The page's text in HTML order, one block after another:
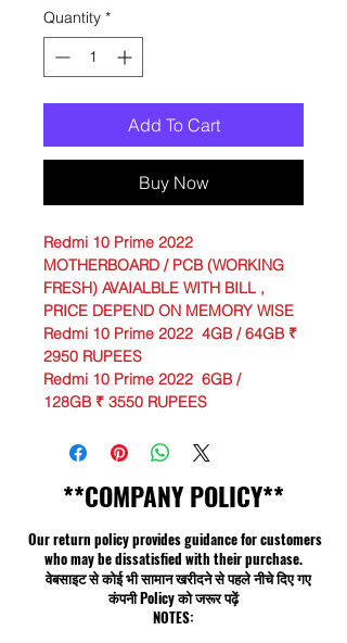
Quantity *
Add To Cart
Buy Now
Redmi 10 Prime 2022
MOTHERBOARD / PCB (WORKING
FRESH) AVAIALBLE WITH BILL ,
PRICE DEPEND ON MEMORY WISE
Redmi 10 Prime 2022 4GB / 64GB ₹
2950 RUPEES
Redmi 10 Prime 2022 6GB /
128GB ₹ 3550 RUPEES
**COMPANY POLICY**
Our return policy provides guidance for customers
who may be dissatisfied with their purchase.
वेबसाइट से कोई भी सामान खरीदने से पहले नीचे दिए गए
कंपनी Policy को जरूर पढ़ें
NOTES: